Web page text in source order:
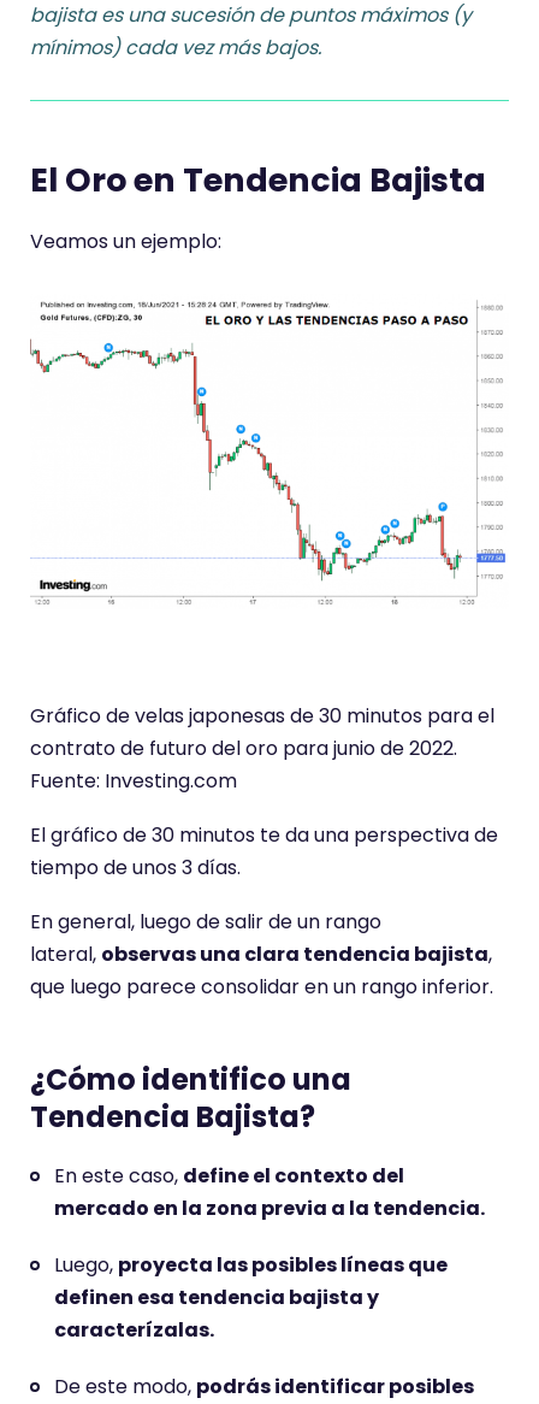
bajista es una sucesión de puntos máximos (y
mínimos) cada vez más bajos.
El Oro en Tendencia Bajista
Veamos un ejemplo:
Gráfico de velas japonesas de 30 minutos para el
contrato de futuro del oro para junio de 2022.
Fuente: Investing.com
El gráfico de 30 minutos te da una perspectiva de
tiempo de unos 3 días.
En general, luego de salir de un rango
lateral, observas una clara tendencia bajista,
que luego parece consolidar en un rango inferior.
¿Cómo identifico una
Tendencia Bajista?
En este caso, define el contexto del
mercado en la zona previa a la tendencia.
Luego, proyecta las posibles líneas que
definen esa tendencia bajista y
caracterízalas.
De este modo, podrás identificar posibles